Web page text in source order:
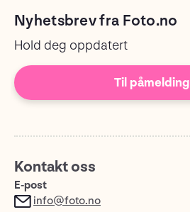
Nyhetsbrev fra Foto.no
Hold deg oppdatert
Til
Kontakt oss
E-post
info@foto.no